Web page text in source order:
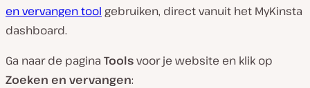
en vervangen tool gebruiken, direct vanuit het MyKinsta
dashboard.
Ga naar de pagina Toolsvoor je website en klik op
Zoeken en vervangen: